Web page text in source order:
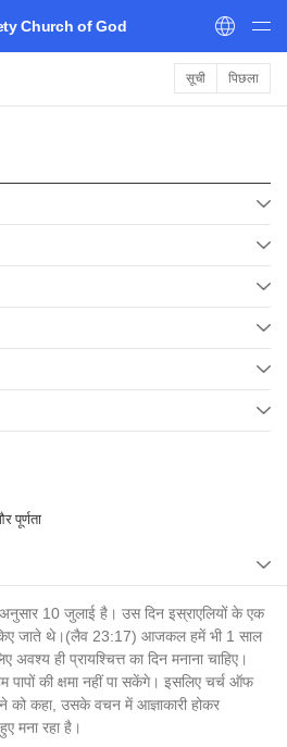
Church of God
सूची पिछला
पूर्णता
अनुसार 10 जुलाई है। उस दिन इस्राएलियों के एक
किए जाते थे।(लैव 23:17) आजकल हमें भी 1 साल
अवश्य ही प्रायश्चित्त का दिन मनाना चाहिए।
पापों की क्षमा नहीं पा सकेंगे। इसलिए चर्च ऑफ
को कहा, उसके वचन में आज्ञाकारी होकर
मना रहा है।